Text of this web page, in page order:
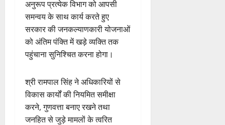
अनुरूप प्रत्येक विभाग को आपसी
समन्वय के साथ कार्य करते हुए
सरकार की जनकल्याणकारी योजनाओं
को अंतिम पंक्ति में खड़े व्यक्ति तक
पहुंचाना सुनिश्चित करना होगा।
श्री रामपाल सिंह ने अधिकारियों से
विकास कार्यों की नियमित समीक्षा
करने, गुणवत्ता बनाए रखने तथा
जनहित से जुड़े मामलों के त्वरित